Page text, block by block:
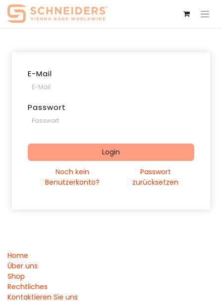
E-Mail
Passwort
Login
Noch kein
Benutzerkonto?
Passwort
zurücksetzen
Home
Über uns
Shop
Rechtliches
Kontaktieren Sie uns